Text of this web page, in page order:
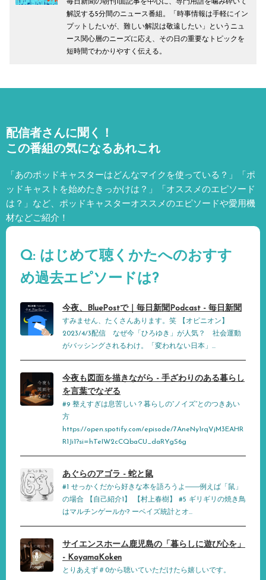
毎日新聞の朝刊1面記事を中心に、専門用語を噛み砕いて
解説する5分間のニュース番組。「時事情報は手軽にイン
プットしたいが、難しい解説は敬遠したい」というニュ
ース関心層のニーズに応え、その日の重要なトピックを
短時間でわかりやすく伝える。
配信者さんに聞く！
この番組の気になるあれこれ
「あのポッドキャスターはどんなマイクを使っている？」「ポ
ッドキャストを始めたきっかけは？」「オススメのエピソード
は？」など、 ポッドキャスターオススメのエピソードや愛用機
材などご紹介！
Q: はじめて聴くかたへのおすす
め過去エピソードは?
今夜、BluePostで｜毎日新聞Podcast - 毎日新聞
すみません、たくさんあります。笑 【オピニオン】
2023/4/3配信 なぜ今「ひろゆき」が人気？ 社会運動
がバッシングされるわけ。「変われない日本」...
今夜も図面を描きながら - 手ざわりのある暮らし
を言葉でなぞる
#9 整えすぎは息苦しい？暮らしの”ノイズ”とのつきあい
方
https://open.spotify.com/episode/7AneNy1rqVjM3EAHR
R1Ji1?si=hTeIW2cCQbaCU_daRYgS6g
あぐらのアゴラ - 蛇と鼠
#1 せっかくだから好きな本を語ろうよ――例えば「鼠」
の場合 【自己紹介1】 【村上春樹】 #5 ギリギリの焼き鳥
はマルチンゲールか? ーベイズ統計とオ...
サイエンスホーム鹿児島の「暮らしに遊び心を」
- KoyamaKoken
とりあえず＃0から聴いていただけたら嬉しいです。